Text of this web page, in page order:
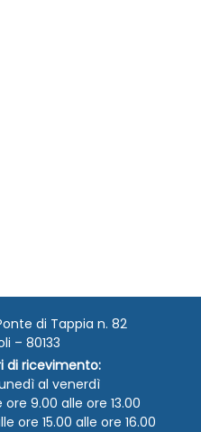
di Tappia n. 82
– 80133
di ricevimento:
al venerdì
ore 9.00 alle ore 13.00
ore 15.00 alle ore 16.00